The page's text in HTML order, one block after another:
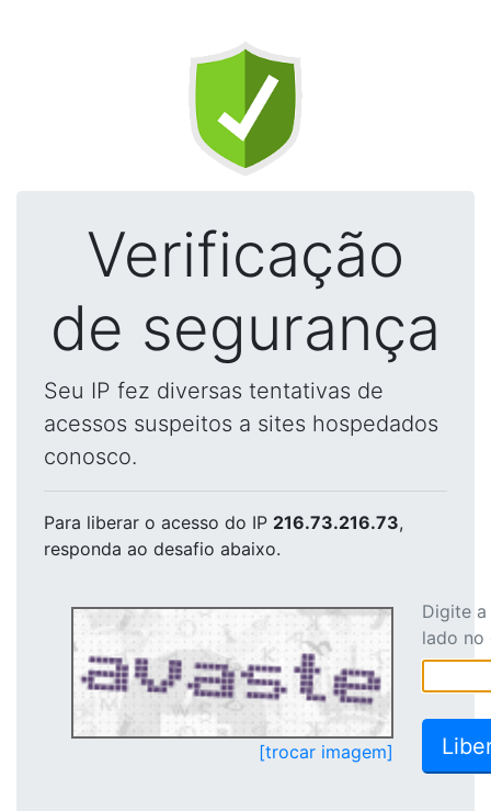
Verificação
de segurança
Seu IP fez diversas tentativas de
acessos suspeitos a sites hospedados
conosco.
Para liberar o acesso do IP 216.73.216.73,
responda ao desafio abaixo.
[trocar imagem]
Digite
lado no